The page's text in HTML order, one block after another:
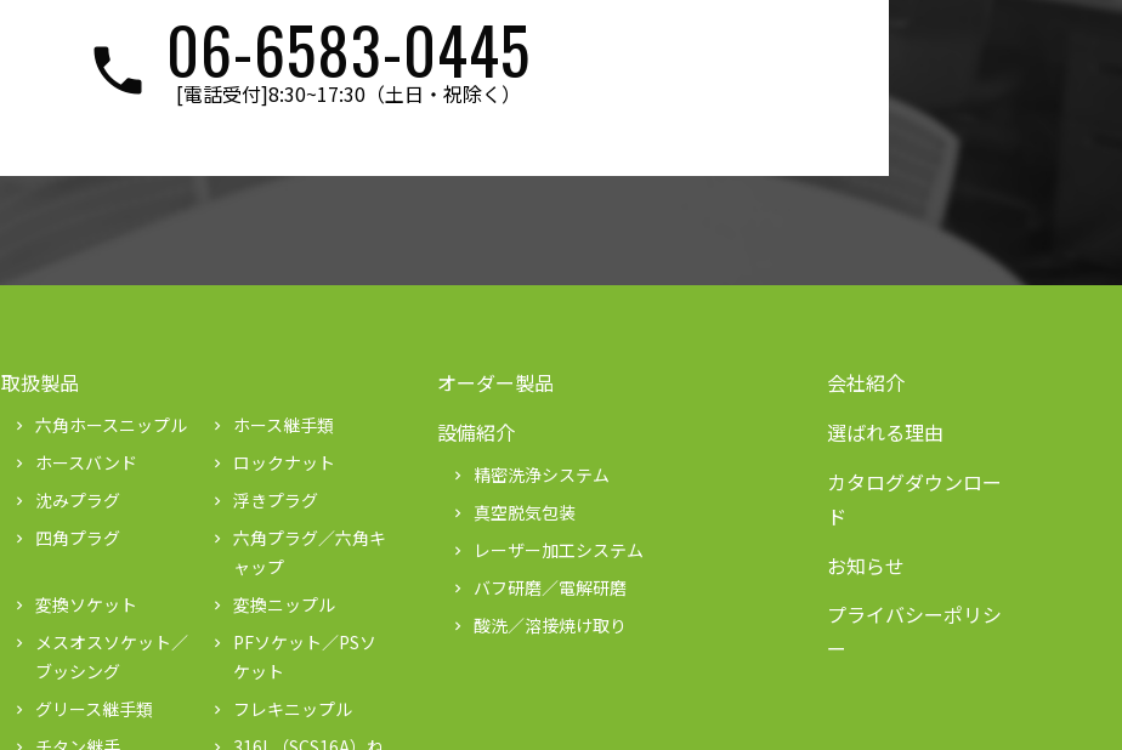
06-6583-0445
[電話受付]8:30~17:30（土日・祝除く）
取扱製品
keyboard_arrow_right 六角ホースニップル keyboard_arrow_right ホース継手類
keyboard_arrow_right ホースバンド keyboard_arrow_right ロックナット
keyboard_arrow_right 沈みプラグ keyboard_arrow_right 浮きプラグ
keyboard_arrow_right 四角プラグ keyboard_arrow_right
六角プラグ／六角キ
ャップ
keyboard_arrow_right 変換ソケット keyboard_arrow_right 変換ニップル
keyboard_arrow_right
メスオスソケット／
ブッシング
keyboard_arrow_right
PFソケット／PSソ
ケット
keyboard_arrow_right グリース継手類 keyboard_arrow_right フレキニップル
オーダー製品
設備紹介
keyboard_arrow_right 精密洗浄システム
keyboard_arrow_right 真空脱気包装
keyboard_arrow_right レーザー加工システム
keyboard_arrow_right バフ研磨／電解研磨
keyboard_arrow_right 酸洗／溶接焼け取り
会社紹介
選ばれる理由
カタログダウンロー
ド
お知らせ
プライバシーポリシ
ー